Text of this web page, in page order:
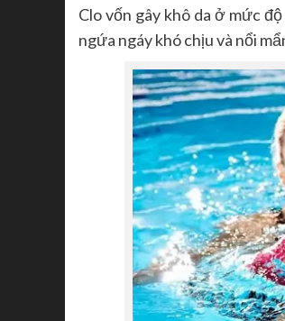
Clo vốn gây khô da ở mức
ngứa ngáy khó chịu và nổi